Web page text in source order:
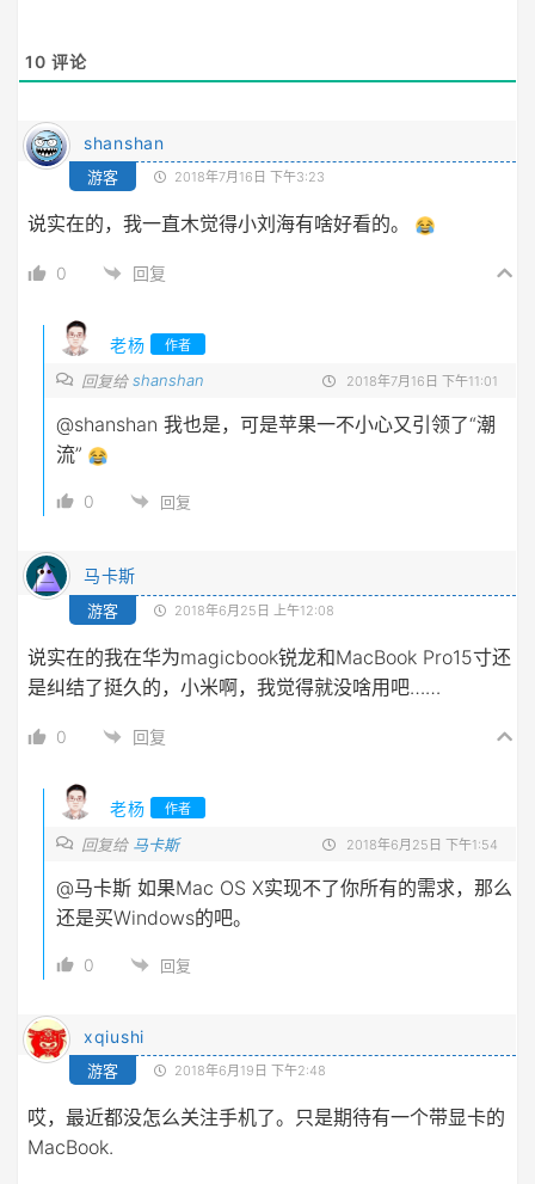
10 评论
shanshan
游客 2018年7月16日 下午3:23
说实在的，我一直木觉得小刘海有啥好看的。
0 回复
老杨 作者
回复给shanshan 2018年7月16日 下午11:01
@shanshan 我也是，可是苹果一不小心又引领了“潮
流”
0 回复
马卡斯
游客 2018年6月25日 上午12:08
说实在的我在华为magicbook锐龙和MacBook Pro15寸还
是纠结了挺久的，小米啊，我觉得就没啥用吧……
0 回复
老杨 作者
回复给 马卡斯 2018年6月25日 下午1:54
@马卡斯 如果Mac OS X实现不了你所有的需求，那么
还是买Windows的吧。
0 回复
xqiushi
游客 2018年6月19日 下午2:48
哎，最近都没怎么关注手机了。只是期待有一个带显卡的
MacBook.